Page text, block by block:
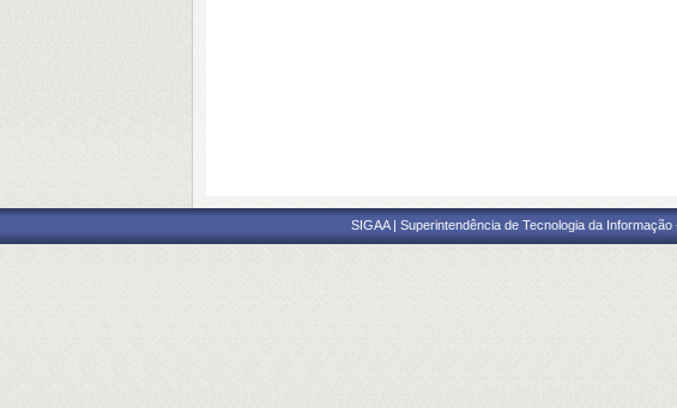
SIGAA | Superintendência de Tecnologia da